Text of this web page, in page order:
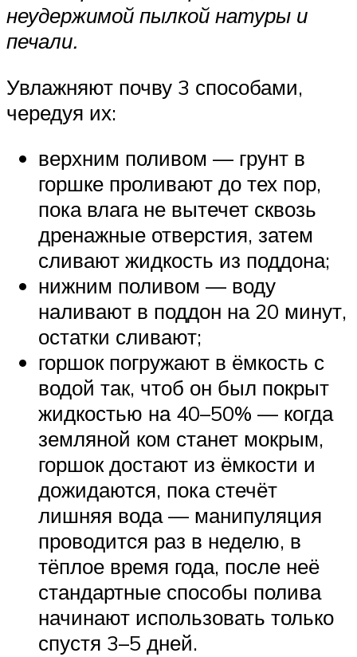
неудержимой пылкой натуры и
печали.
Увлажняют почву 3 способами,
чередуя их:
верхним поливом — грунт в
горшке проливают до тех пор,
пока влага не вытечет сквозь
дренажные отверстия, затем
сливают жидкость из поддона;
нижним поливом — воду
наливают в поддон на 20 минут,
остатки сливают;
горшок погружают в ёмкость с
водой так, чтоб он был покрыт
жидкостью на 40–50% — когда
земляной ком станет мокрым,
горшок достают из ёмкости и
дожидаются, пока стечёт
лишняя вода — манипуляция
проводится раз в неделю, в
тёплое время года, после неё
стандартные способы полива
начинают использовать только
спустя 3–5 дней.